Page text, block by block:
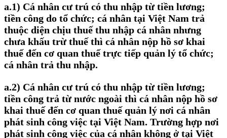
a.1) Cá nhân cư trú có thu nhập từ tiền lương;
tiền công do tổ chức; cá nhân tại Việt Nam trả
thuộc diện chịu thuế thu nhập cá nhân nhưng
chưa khấu trừ thuế thì cá nhân nộp hồ sơ khai
thuế đến cơ quan thuế trực tiếp quản lý tổ chức;
cá nhân trả thu nhập.
a.2) Cá nhân cư trú có thu nhập từ tiền lương;
tiền công trả từ nước ngoài thì cá nhân nộp hồ sơ
khai thuế đến cơ quan thuế quản lý nơi cá nhân
phát sinh công việc tại Việt Nam. Trường hợp nơi
phát sinh công việc của cá nhân không ở tại Việt